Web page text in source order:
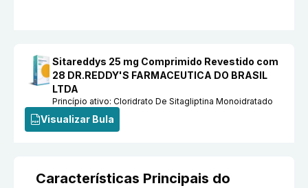
Sitareddys 25 mg Comprimido Revestido com
28 DR.REDDY'S FARMACEUTICA DO BRASIL
LTDA
Princípio ativo:Cloridrato De Sitagliptina Monoidratado
Visualizar Bula
Características Principais do